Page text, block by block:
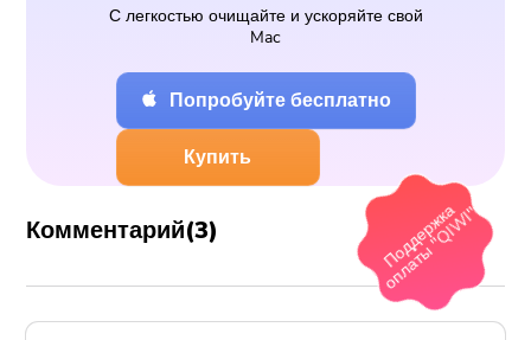
С легкостью очищайте и ускоряйте свой
Mac
Попробуйте бесплатно
Купить
Поддержка
оплаты "QIWI"
Комментарий(3)